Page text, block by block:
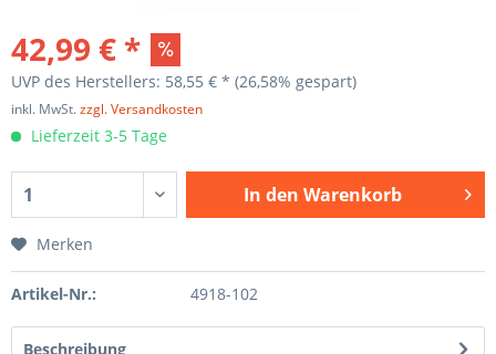
42,99 € *
UVP des Herstellers: 58,55 € * (26,58% gespart)
inkl. MwSt.zzgl. Versandkosten
Lieferzeit 3-5 Tage
In den Warenkorb
Merken
Artikel-Nr.: 4918-102
Beschreibung